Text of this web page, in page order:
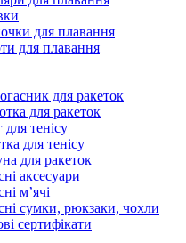
для плавання
для плавання
для ракеток
для ракеток
для тенісу
для тенісу
для ракеток
аксесуари
мʼячі
сумки, рюкзаки, чохли
сертифікати